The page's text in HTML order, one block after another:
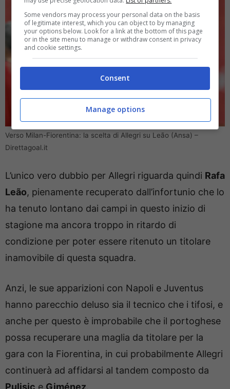
Verso Milan-Fiorentina: la scelta di Allegri su Leão (Ansa) –
Direttagoal.it
L’unico vero dubbio per Allegri riguarda quindi Rafa
Leão, pienamente recuperato dall’infortunio che lo
ha tenuto lontano dai campi in questo inizio di
stagione ma ancora troppo in ritardo di
condizione per poter essere ritenuto un titolare
inamovibile di questa squadra.
Anzi, le sue apparizioni con Napoli e Juventus
hanno parecchio deluso sia il tecnico che i tifosi, e
anche per questo è improbabile che il portoghese
possa recuperare una maglia da titolare per la
gara con la Fiorentina, in cui probabilmente Allegri
continuerà ad affidarsi al tandem composto da
Pulisic e Giménez.
Some vendors may process your personal data on the basis
of legitimate interest, which you can object to by managing
your options below. Look for a link at the bottom of this page
or in the site menu to manage or withdraw consent in privacy
and cookie settings.
Consent
Manage options